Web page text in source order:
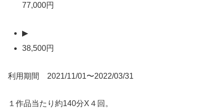
77,000円
▶
38,500円
利用期間 2021/11/01〜2022/03/31
１作品当たり約140分X４回。